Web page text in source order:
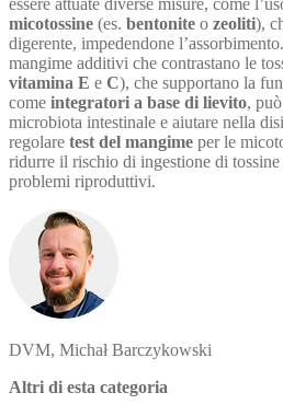
micotossine (es. bentonite o zeoliti),
digerente, impedendone
mangime additivi che contrastano le
vitamina E e C), che supportano la
come integratori a base di lievito,
microbiota intestinale e aiutare nella
regolare test del mangime per le
ridurre il rischio di ingestione di
problemi riproduttivi.
DVM, Michał Barczykowski
Altri di esta categoria